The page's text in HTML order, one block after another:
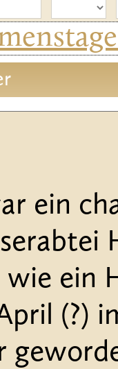
ein
wie ein
(?)